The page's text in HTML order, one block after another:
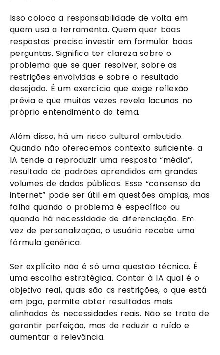
Isso coloca a responsabilidade de volta em
quem usa a ferramenta. Quem quer boas
respostas precisa investir em formular boas
perguntas. Significa ter clareza sobre o
problema que se quer resolver, sobre as
restrições envolvidas e sobre o resultado
desejado. É um exercício que exige reflexão
prévia e que muitas vezes revela lacunas no
próprio entendimento do tema.
Além disso, há um risco cultural embutido.
Quando não oferecemos contexto suficiente, a
IA tende a reproduzir uma resposta “média”,
resultado de padrões aprendidos em grandes
volumes de dados públicos. Esse “consenso da
internet” pode ser útil em questões amplas, mas
falha quando o problema é específico ou
quando há necessidade de diferenciação. Em
vez de personalização, o usuário recebe uma
fórmula genérica.
Ser explícito não é só uma questão técnica. É
uma escolha estratégica. Contar à IA qual é o
objetivo real, quais são as restrições, o que está
em jogo, permite obter resultados mais
alinhados às necessidades reais. Não se trata de
garantir perfeição, mas de reduzir o ruído e
aumentar a relevância.